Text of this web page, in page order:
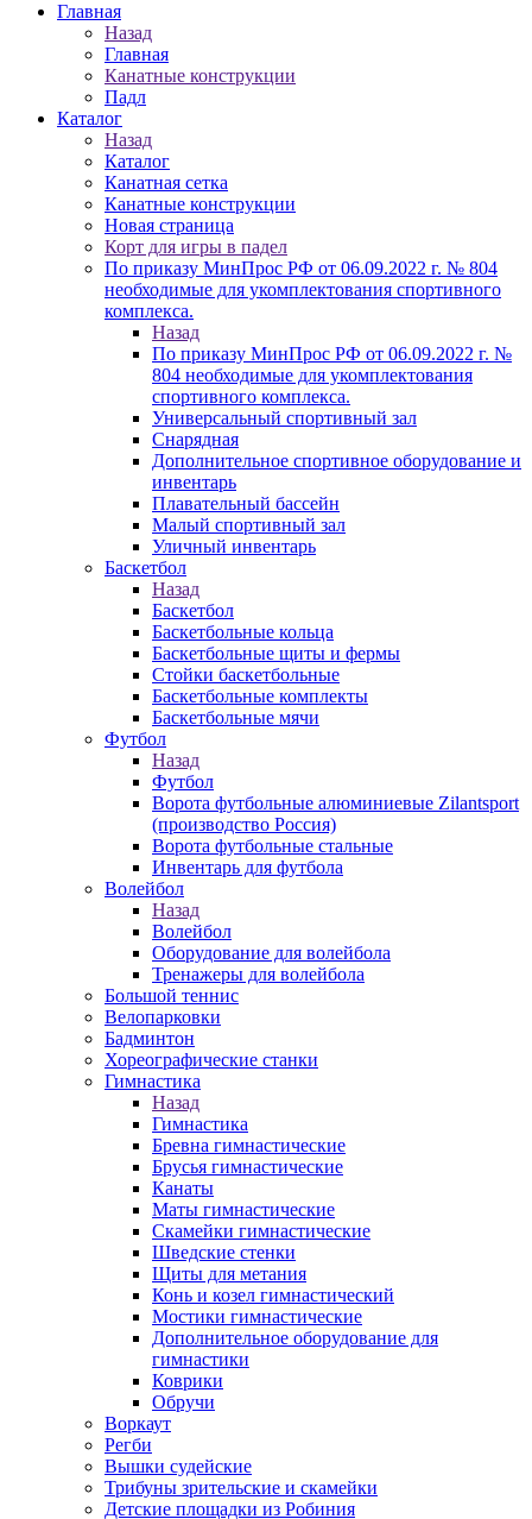
Главная
Назад
Главная
Канатные конструкции
Падл
Каталог
Назад
Каталог
Канатная сетка
Канатные конструкции
Новая страница
Корт для игры в падел
По приказу МинПрос РФ от 06.09.2022 г. № 804
необходимые для укомплектования спортивного
комплекса.
Назад
По приказу МинПрос РФ от 06.09.2022 г. №
804 необходимые для укомплектования
спортивного комплекса.
Универсальный спортивный зал
Снарядная
Дополнительное спортивное оборудование и
инвентарь
Плавательный бассейн
Малый спортивный зал
Уличный инвентарь
Баскетбол
Назад
Баскетбол
Баскетбольные кольца
Баскетбольные щиты и фермы
Стойки баскетбольные
Баскетбольные комплекты
Баскетбольные мячи
Футбол
Назад
Футбол
Ворота футбольные алюминиевые Zilantsport
(производство Россия)
Ворота футбольные стальные
Инвентарь для футбола
Волейбол
Назад
Волейбол
Оборудование для волейбола
Тренажеры для волейбола
Большой теннис
Велопарковки
Бадминтон
Хореографические станки
Гимнастика
Назад
Гимнастика
Бревна гимнастические
Брусья гимнастические
Канаты
Маты гимнастические
Скамейки гимнастические
Шведские стенки
Щиты для метания
Конь и козел гимнастический
Мостики гимнастические
Дополнительное оборудование для
гимнастики
Коврики
Обручи
Воркаут
Регби
Вышки судейские
Трибуны зрительские и скамейки
Детские площадки из Робиния